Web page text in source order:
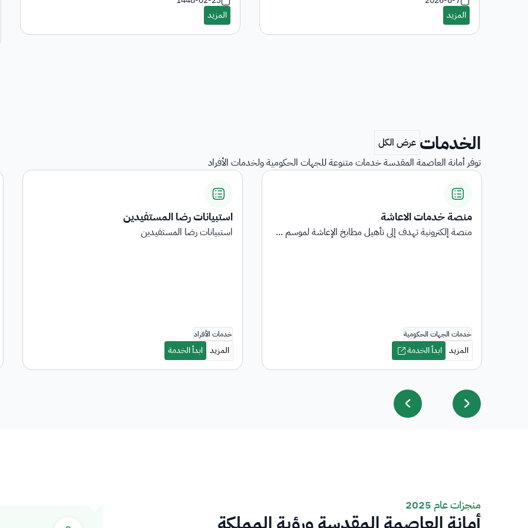
الخدمات
توفر أمانة العاصمة المقدسة خدمات متنوعة للجهات الحكومية ولخدمات الأفراد
إلى تأهيل مطابخ الإعاشة لموسم ... استبيانات رضا المستفيدين
هي خدمة عرض المنقولات
منجزات عام 2025